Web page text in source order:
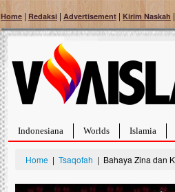
Home | Redaksi | Advertisement | Kirim Naskah |
Indonesiana Worlds Islamia
Home | Tsaqofah | Bahaya Zina dan